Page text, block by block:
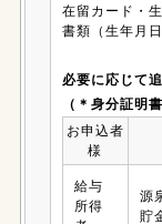
在留カード・
書類（生年月
必要に応じて
（＊身分証明
お申込者
様
給与
所得
源
貯